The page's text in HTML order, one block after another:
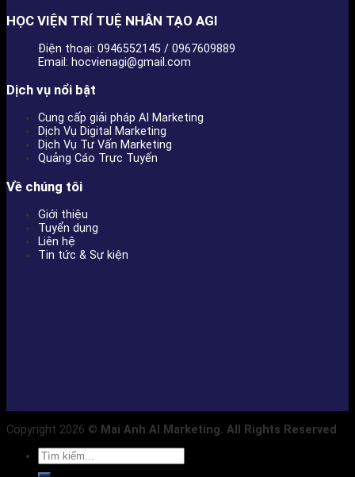
HỌC VIỆN TRÍ TUỆ NHÂN TẠO AGI
Điện thoại: 0946552145 / 0967609889
Email: hocvienagi@gmail.com
Dịch vụ nổi bật
Cung cấp giải pháp AI Marketing
Dịch Vụ Digital Marketing
Dịch Vụ Tư Vấn Marketing
Quảng Cáo Trực Tuyến
Về chúng tôi
Giới thiệu
Tuyển dụng
Liên hệ
Tin tức & Sự kiện
Copyright 2026 © Mai Anh AI Marketing. All Rights Reserved